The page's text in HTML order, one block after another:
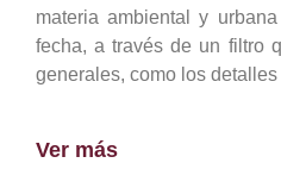
materia ambiental y
fecha, a través de un filtro
generales, como los
Ver más